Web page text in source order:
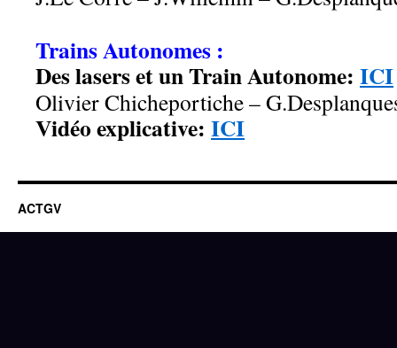
Trains Autonomes :
Des lasers et un Train Autonome: ICI
Olivier Chicheportiche –
Vidéo explicative: ICI
ACTGV